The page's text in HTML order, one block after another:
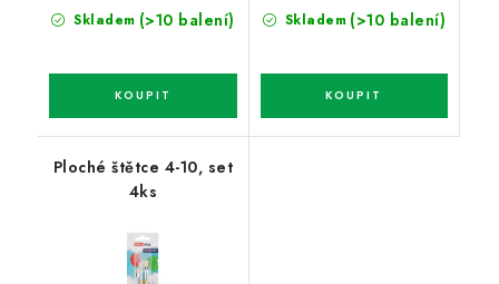
Skladem (>10 balení) Skladem (>10 balení)
Ploché štětce 4-10, set
4ks